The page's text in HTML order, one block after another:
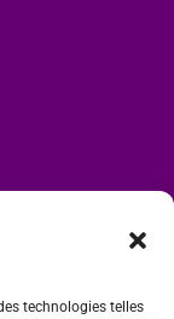
technologies telles